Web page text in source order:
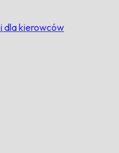
dla kierowców